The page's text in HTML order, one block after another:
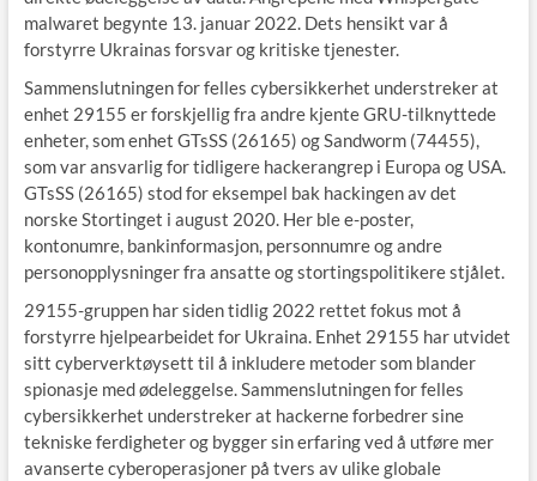
malwaret begynte 13. januar 2022. Dets hensikt var å
forstyrre Ukrainas forsvar og kritiske tjenester.
Sammenslutningen for felles cybersikkerhet understreker at
enhet 29155 er forskjellig fra andre kjente GRU-tilknyttede
enheter, som enhet GTsSS (26165) og Sandworm (74455),
som var ansvarlig for tidligere hackerangrep i Europa og USA.
GTsSS (26165) stod for eksempel bak hackingen av det
norske Stortinget i august 2020. Her ble e-poster,
kontonumre, bankinformasjon, personnumre og andre
personopplysninger fra ansatte og stortingspolitikere stjålet.
29155-gruppen har siden tidlig 2022 rettet fokus mot å
forstyrre hjelpearbeidet for Ukraina. Enhet 29155 har utvidet
sitt cyberverktøysett til å inkludere metoder som blander
spionasje med ødeleggelse. Sammenslutningen for felles
cybersikkerhet understreker at hackerne forbedrer sine
tekniske ferdigheter og bygger sin erfaring ved å utføre mer
avanserte cyberoperasjoner på tvers av ulike globale